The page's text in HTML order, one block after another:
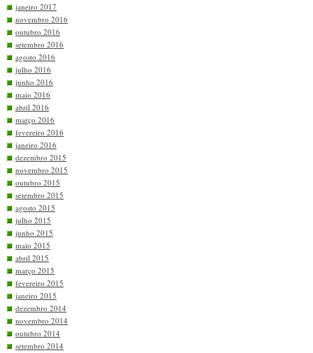
janeiro 2017
novembro 2016
outubro 2016
setembro 2016
agosto 2016
julho 2016
junho 2016
maio 2016
abril 2016
março 2016
fevereiro 2016
janeiro 2016
dezembro 2015
novembro 2015
outubro 2015
setembro 2015
agosto 2015
julho 2015
junho 2015
maio 2015
abril 2015
março 2015
fevereiro 2015
janeiro 2015
dezembro 2014
novembro 2014
outubro 2014
setembro 2014